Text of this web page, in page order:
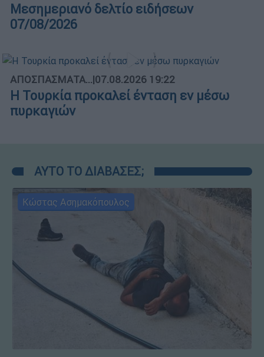
Μεσημεριανό δελτίο ειδήσεων
07/08/2026
ΑΠΟΣΠΑΣΜΑΤΑ...|07.08.2026 19:22
Η Τουρκία προκαλεί ένταση εν μέσω
πυρκαγιών
ΑΥΤΟ ΤΟ ΔΙΑΒΑΣΕΣ;
Κώστας Ασημακόπουλος